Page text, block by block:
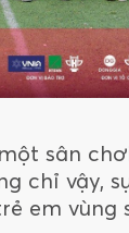
sân
chỉ vậy,
em vùng